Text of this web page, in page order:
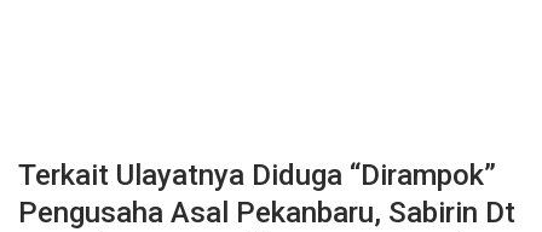
Terkait Ulayatnya Diduga “Dirampok”
Pengusaha Asal Pekanbaru, Sabirin Dt